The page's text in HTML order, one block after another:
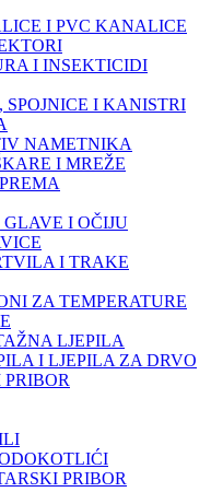
I PVC KANALICE
I INSEKTICIDI
I KANISTRI
NAMETNIKA
I MREŽE
I OČIJU
I TRAKE
ZA TEMPERATURE
LJEPILA
I LJEPILA ZA DRVO
PRIBOR